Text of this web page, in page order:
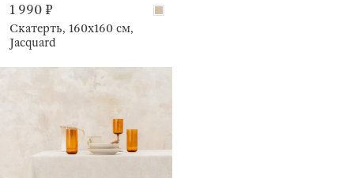
1 990 ₽
Скатерть, 160х160 см,
Jacquard